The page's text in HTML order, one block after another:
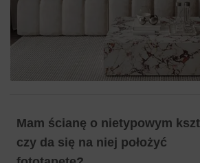
Mam ścianę o nietypowym
czy da się na niej położyć